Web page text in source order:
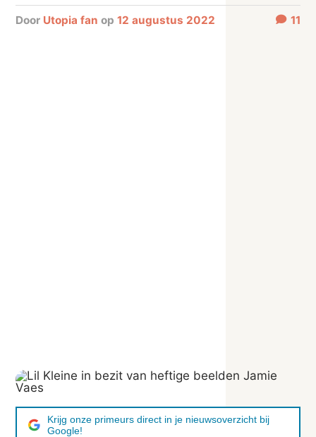
door Utopia fan op12 augustus 2022 11
Krijg onze primeurs direct in je nieuwsoverzicht bij
Google!